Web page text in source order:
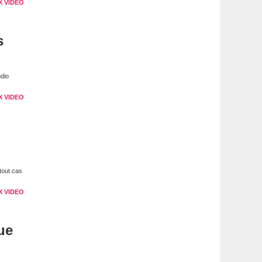
VIDEO
VIDEO
cas
VIDEO